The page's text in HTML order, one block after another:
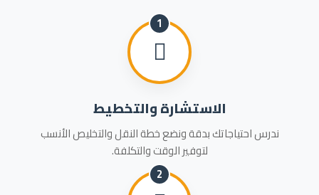
1
الاستشارة والتخطيط
ندرس احتياجاتك بدقة ونضع خطة النقل والتخليص الأنسب
لتوفير الوقت والتكلفة.
2